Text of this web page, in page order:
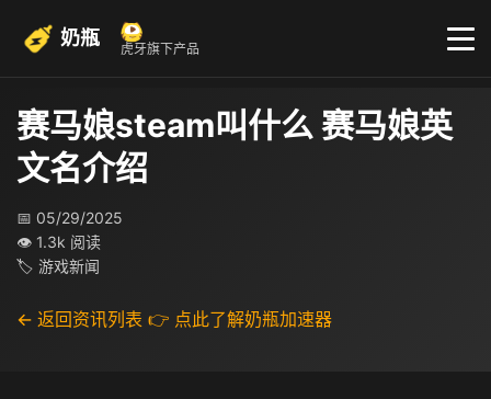
奶瓶 虎牙旗下产品
赛马娘steam叫什么 赛马娘英
文名介绍
📅 05/29/2025
👁 1.3k 阅读
🏷 游戏新闻
← 返回资讯列表 👉 点此了解奶瓶加速器